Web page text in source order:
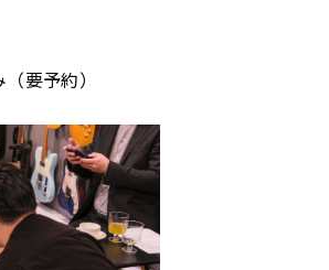
要予約）